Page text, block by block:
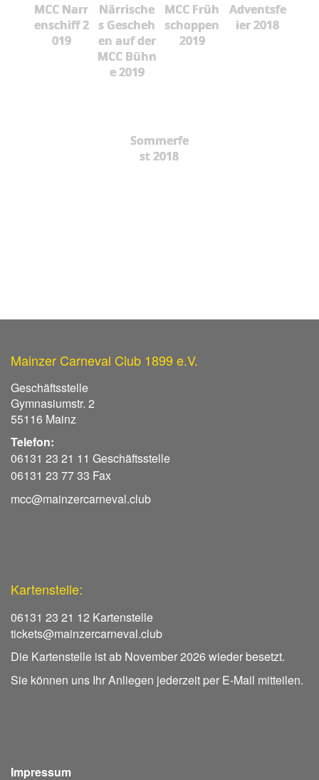
MCC Narr
enschiff 2
019
Närrische
s Gescheh
en auf der
MCC Bühn
e 2019
MCC Früh
schoppen
2019
Adventsfe
ier 2018
Sommerfe
st 2018
Mainzer Carneval Club 1899 e.V.
Geschäftsstelle
Gymnasiumstr. 2
55116 Mainz
Telefon:
06131 23 21 11 Geschäftsstelle
06131 23 77 33 Fax
mcc@mainzercarneval.club
Kartenstelle:
06131 23 21 12 Kartenstelle
tickets@mainzercarneval.club
Die Kartenstelle ist ab November 2026 wieder besetzt.
Sie können uns Ihr Anliegen jederzeit per E-Mail mitteilen.
Impressum